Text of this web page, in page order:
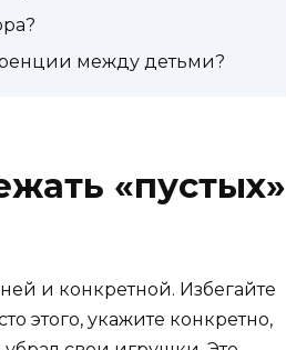
между детьми?
«пустых»
и конкретной. Избегайте
этого, укажите конкретно,